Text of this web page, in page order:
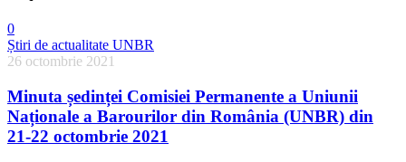
0
Știri de actualitate UNBR
26 octombrie 2021
Minuta ședinței Comisiei Permanente a Uniunii
Naționale a Barourilor din România (UNBR) din
21-22 octombrie 2021